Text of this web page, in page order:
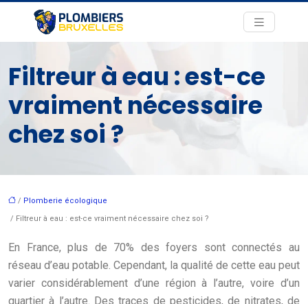
Filtreur à eau : est-ce
vraiment nécessaire
chez soi ?
/ Plomberie écologique
/ Filtreur à eau : est-ce vraiment nécessaire chez soi ?
En France, plus de 70% des foyers sont connectés au
réseau d’eau potable. Cependant, la qualité de cette eau peut
varier considérablement d’une région à l’autre, voire d’un
quartier à l’autre. Des traces de pesticides, de nitrates, de